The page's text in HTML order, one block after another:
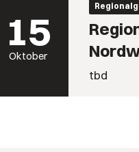
15
Oktober
tbd